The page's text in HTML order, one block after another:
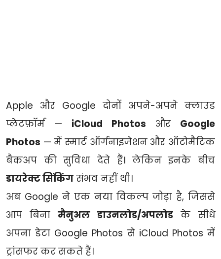
Apple और Google दोनों अपने-अपने क्लाउड
प्लेटफ़ॉर्म — iCloud Photos और Google
Photos — में स्मार्ट ऑर्गनाइजेशन और ऑटोमैटिक
बैकअप की सुविधा देते हैं। लेकिन इनके बीच
डायरेक्ट सिंकिंगसंभव नहीं थी।
अब Google ने एक नया विकल्प जोड़ा है, जिससे
आप बिना मैनुअल डाउनलोड/अपलोड के सीधे
अपना डेटा Google Photos से iCloud Photos में
ट्रांसफर कर सकते हैं।